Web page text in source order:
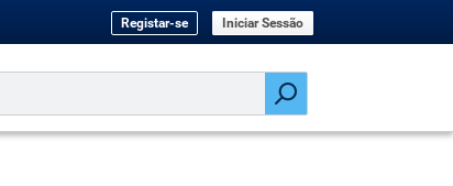
Registar-se Iniciar Sessão